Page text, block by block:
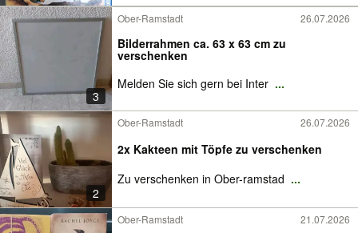
3
Ober-Ramstadt 26.07.2026
Bilderrahmen ca. 63 x 63 cm zu
verschenken
Melden Sie sich gern bei Inter ...
2
Ober-Ramstadt 26.07.2026
2x Kakteen mit Töpfe zu verschenken
Zu verschenken in Ober-ramstad ...
Ober-Ramstadt 21.07.2026